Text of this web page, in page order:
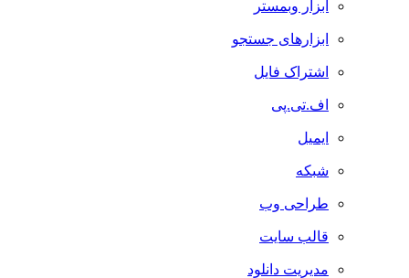
ابزار وبمستر
ابزارهای جستجو
اشتراک فایل
اف.تی.پی
ایمیل
شبکه
طراحی وب
قالب سایت
مدیریت دانلود